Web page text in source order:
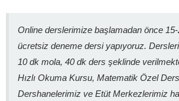
Online derslerimize başlamadan önce 15-
ücretsiz deneme dersi yapıyoruz.
10 dk mola, 40 dk ders şeklinde
Hızlı Okuma Kursu, Matematik Özel
Dershanelerimiz ve Etüt Merkezlerimiz